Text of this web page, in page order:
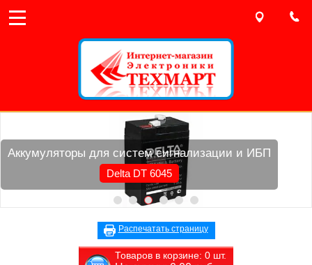
Аккумуляторы для систем сигнализации и ИБП
Delta DT 6045
Распечатать страницу
Товаров в корзине: 0 шт.